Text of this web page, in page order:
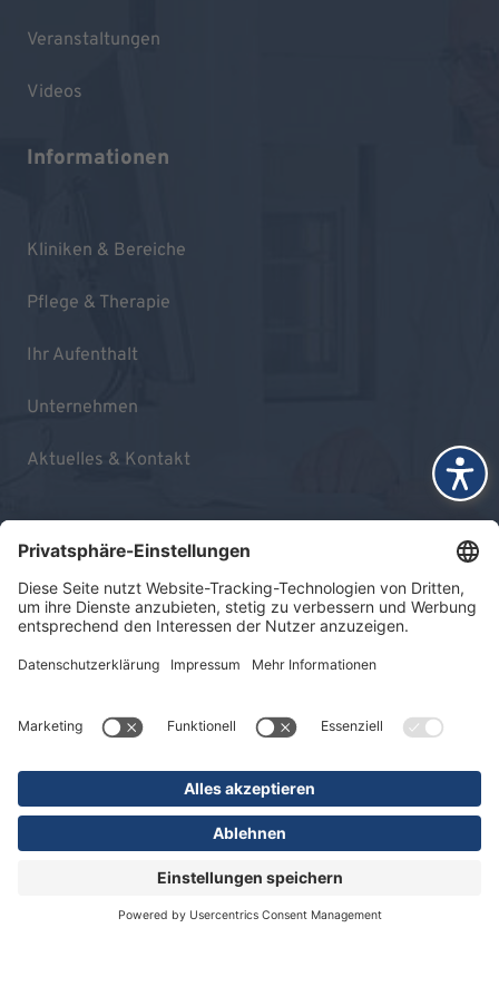
Veranstaltungen
Videos
Informationen
Kliniken & Bereiche
Pflege & Therapie
Ihr Aufenthalt
Unternehmen
Aktuelles & Kontakt
Impressum
© 2026 KLINIKEN DR. ERLER